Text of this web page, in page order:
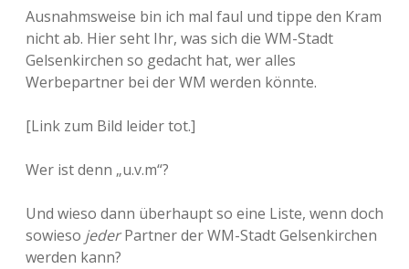
Ausnahmsweise bin ich mal faul und tippe den Kram
nicht ab. Hier seht Ihr, was sich die WM-Stadt
Gelsenkirchen so gedacht hat, wer alles
Werbepartner bei der WM werden könnte.
[Link zum Bild leider tot.]
Wer ist denn „u.v.m“?
Und wieso dann überhaupt so eine Liste, wenn doch
sowieso jederPartner der WM-Stadt Gelsenkirchen
werden kann?